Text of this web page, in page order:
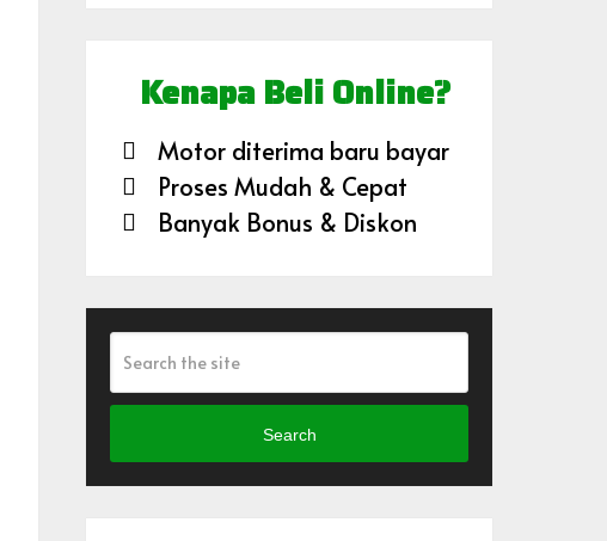
Kenapa Beli Online?
Motor diterima baru bayar
Proses Mudah & Cepat
Banyak Bonus & Diskon
Search